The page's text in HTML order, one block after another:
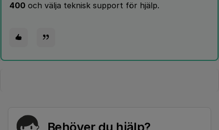
400 och välja teknisk support för hjälp.
Behöver du hjälp?